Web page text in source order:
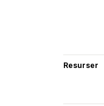
Resurser